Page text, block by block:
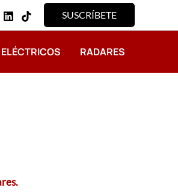
SUSCRÍBETE
ELÉCTRICOS RADARES